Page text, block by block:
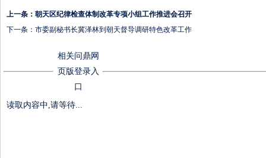
上一条： 朝天区纪律检查体制改革专项小组工作推进会召开
下一条： 市委副秘书长冀泽林到朝天督导调研特色改革工作
相关问鼎网
页版登录入
口
读取内容中,请等待...